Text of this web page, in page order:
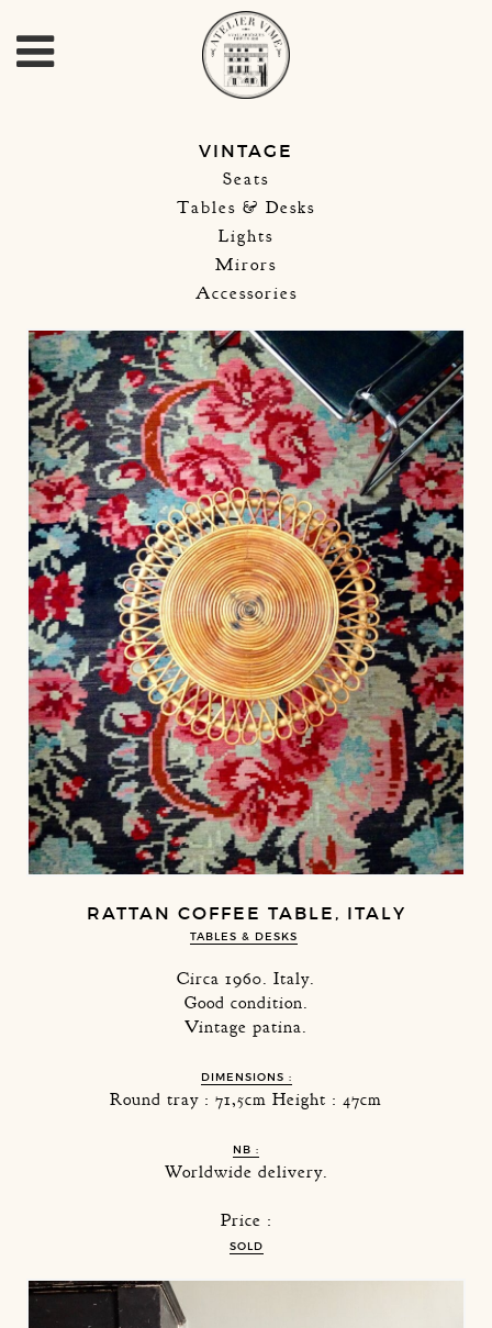
VINTAGE
Seats
Tables & Desks
Lights
Mirors
Accessories
RATTAN COFFEE TABLE, ITALY
TABLES & DESKS
Circa 1960. Italy.
Good condition.
Vintage patina.
DIMENSIONS :
Round tray : 71,5cm Height : 47cm
NB :
Worldwide delivery.
Price :
SOLD